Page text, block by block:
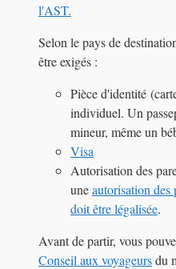
l'AST.
Selon le pays de
être exigés :
Pièce d'identité
individuel. Un
mineur, même un
Visa
Autorisation des
uneautorisation des
doit être légalisée.
Avant de partir, vous
Conseil aux voyageursdu